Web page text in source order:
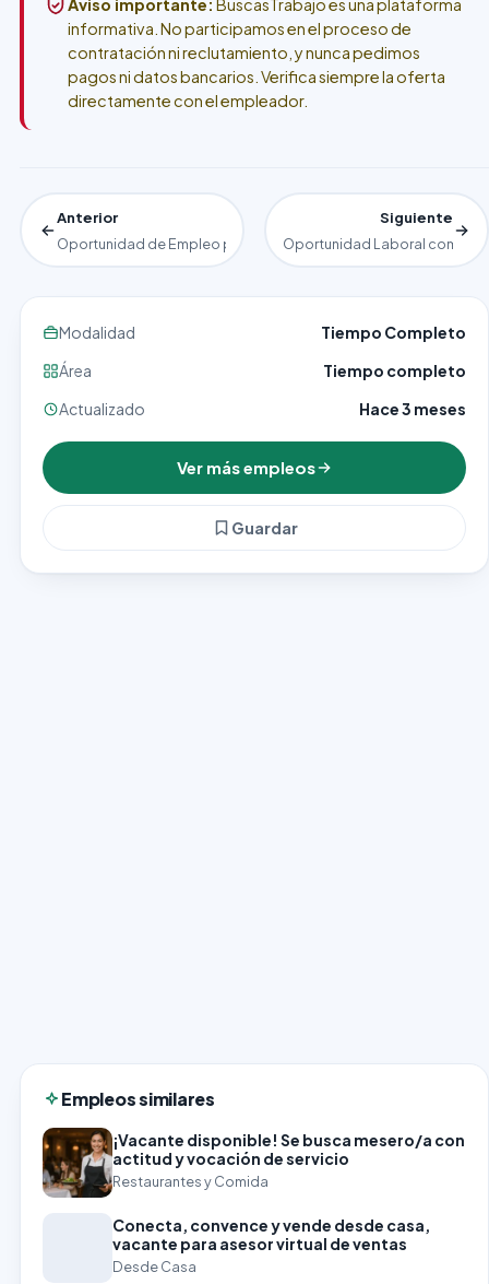
Aviso importante: BuscasTrabajo es una plataforma
informativa. No participamos en el proceso de
contratación ni reclutamiento, y nunca pedimos
pagos ni datos bancarios. Verifica siempre la oferta
directamente con el empleador.
Anterior
Oportunidad de Empleo para Carpinteros y Ayudantes
Siguiente
Oportunidad Laboral como
Modalidad
Tiempo Completo
Área
Tiempo completo
Actualizado
Hace 3 meses
Ver más empleos
Guardar
Empleos similares
¡Vacante disponible! Se busca mesero/a con
actitud y vocación de servicio
Restaurantes y Comida
Conecta, convence y vende desde casa,
vacante para asesor virtual de ventas
Desde Casa